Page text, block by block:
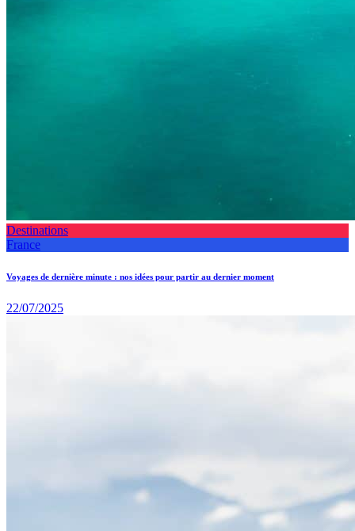
Destinations
France
Voyages de dernière minute : nos idées pour partir au dernier moment
22/07/2025